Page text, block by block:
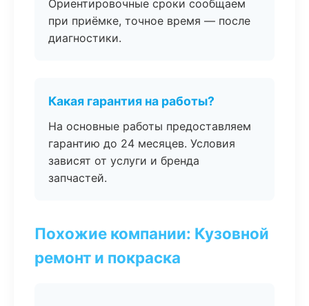
Ориентировочные сроки сообщаем
при приёмке, точное время — после
диагностики.
Какая гарантия на работы?
На основные работы предоставляем
гарантию до 24 месяцев. Условия
зависят от услуги и бренда
запчастей.
Похожие компании: Кузовной
ремонт и покраска